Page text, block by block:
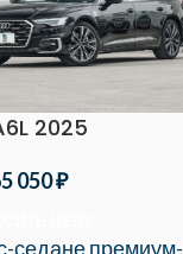
2025
050₽
седане премиум-